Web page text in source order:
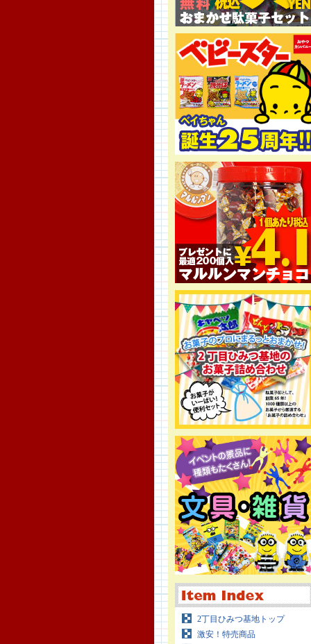
2丁目ひみつ基地トップ
激安！特売商品